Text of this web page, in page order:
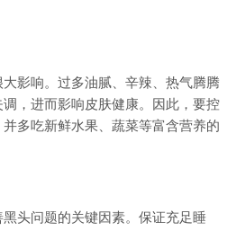
影响。过多油腻、辛辣、热气腾腾
，进而影响皮肤健康。因此，要控
多吃新鲜水果、蔬菜等富含营养的
头问题的关键因素。保证充足睡